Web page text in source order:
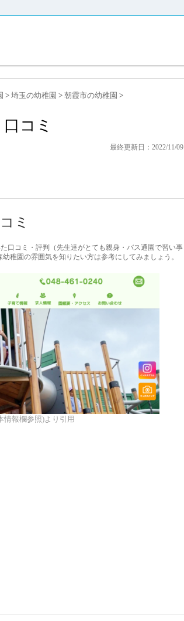
> 埼玉の幼稚園 > 朝霞市の幼稚園 >
コミ
最終更新日：2022/11/09
ミ
口コミ・評判（先生達がとても親身・バス通園で習い事
稚園の雰囲気を知りたい方は参考にしてみましょう。
報欄参照)より引用